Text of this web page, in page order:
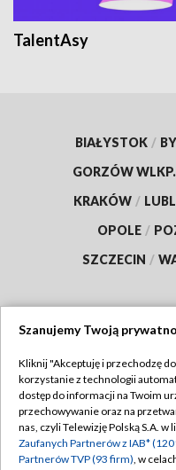
TalentAsy
BIAŁYSTOK /
GORZÓW WLKP.
KRAKÓW /
OPOLE /
SZCZECIN /
Abonament TVP
Emisja w TVP
Szanujemy Twoją
Kliknij "Akceptuję i przechodzę
korzystanie z technologii
dostęp do informacji na Twoim
przechowywanie oraz na
nas, czyli Telewizję Polską S.A. w
Zaufanych Partnerów z IAB*
Partnerów TVP (93 firm), w